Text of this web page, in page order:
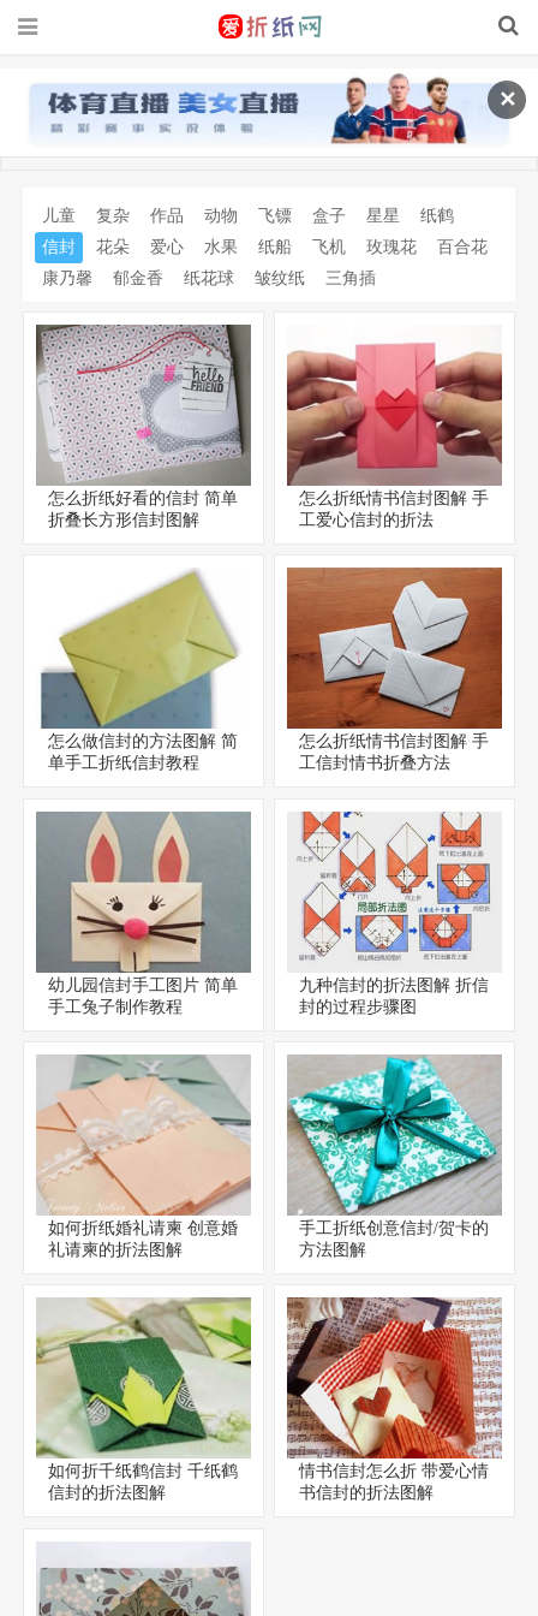
✕
儿童 复杂 作品 动物 飞镖 盒子 星星
纸鹤
信封
花朵 爱心 水果 纸船 飞机 玫瑰花
百合花
康乃馨
郁金香 纸花球 皱纹纸 三角插
怎么折纸好看的信封 简单
折叠长方形信封图解
怎么折纸情书信封图解 手
工爱心信封的折法
怎么做信封的方法图解 简
单手工折纸信封教程
怎么折纸情书信封图解 手
工信封情书折叠方法
幼儿园信封手工图片 简单
手工兔子制作教程
九种信封的折法图解 折信
封的过程步骤图
如何折纸婚礼请柬 创意婚
礼请柬的折法图解
手工折纸创意信封/贺卡的
方法图解
如何折千纸鹤信封 千纸鹤
信封的折法图解
情书信封怎么折 带爱心情
书信封的折法图解